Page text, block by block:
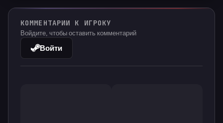
КОММЕНТАРИИ К ИГРОКУ
Войдите, чтобы оставить комментарий
Войти